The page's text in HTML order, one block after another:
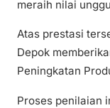
meraih nilai
Atas prestasi
Depok
Peningkatan
Proses penilaian